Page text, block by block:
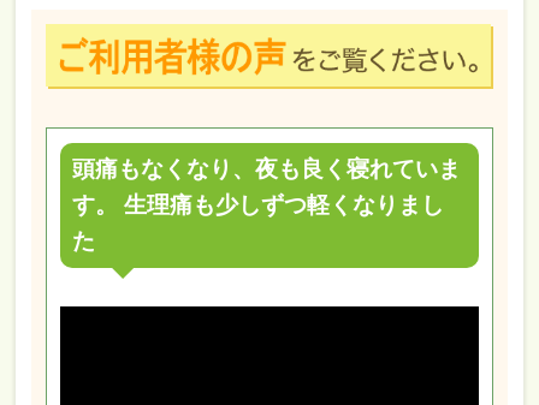
頭痛もなくなり、夜も良く寝れていま
す。 生理痛も少しずつ軽くなりまし
た